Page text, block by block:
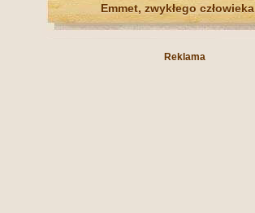
Emmet, zwykłego człowieka
Reklama